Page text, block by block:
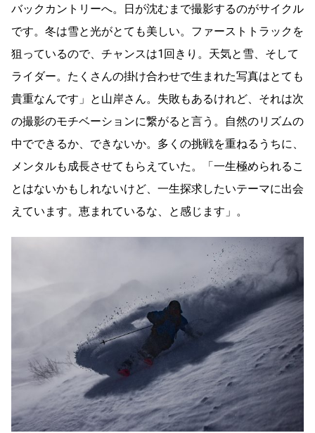
バックカントリーへ。日が沈むまで撮影するのがサイクル
です。冬は雪と光がとても美しい。ファーストトラックを
狙っているので、チャンスは1回きり。天気と雪、そして
ライダー。たくさんの掛け合わせで生まれた写真はとても
貴重なんです」と山岸さん。失敗もあるけれど、それは次
の撮影のモチベーションに繋がると言う。自然のリズムの
中でできるか、できないか。多くの挑戦を重ねるうちに、
メンタルも成長させてもらえていた。「一生極められるこ
とはないかもしれないけど、一生探求したいテーマに出会
えています。恵まれているな、と感じます」。